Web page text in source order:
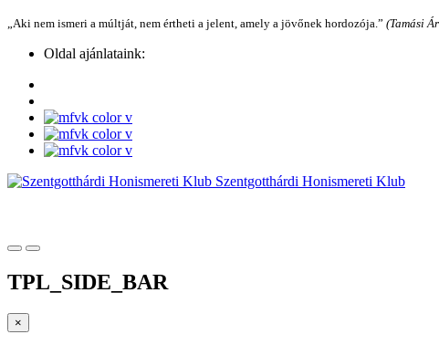
„Aki nem ismeri a múltját, nem értheti a jelent, amely a jövőnek hordozója.” (Tamási
Oldal ajánlataink:
Szentgotthárdi Honismereti Klub
TPL_SIDE_BAR
×